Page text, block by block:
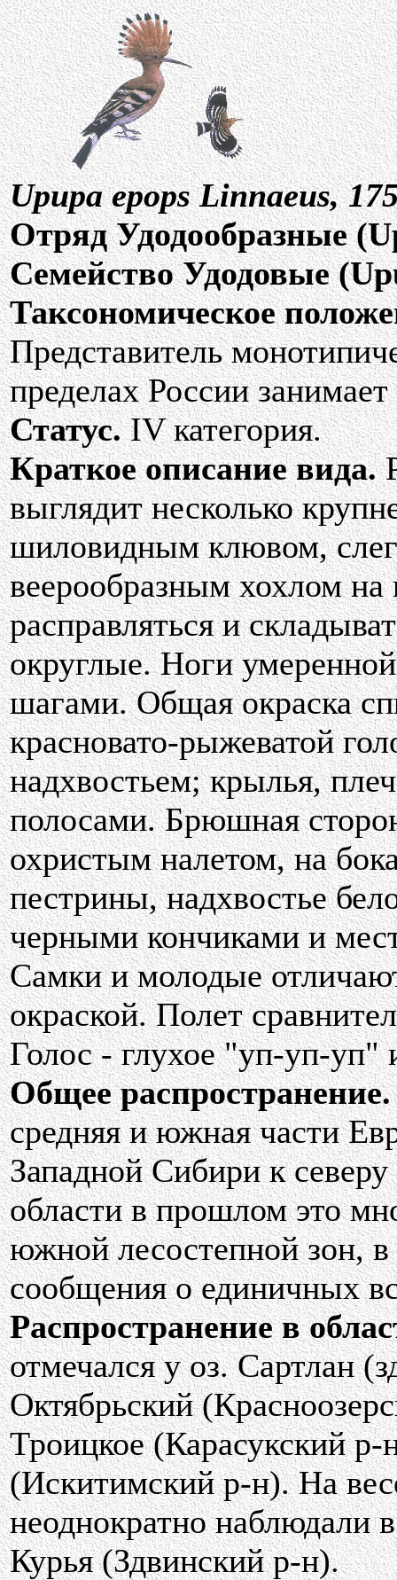
Upupa epops Linnaeus,
Отряд Удодообразные
Семейство Удодовые
Таксономическое
Представитель
пределах России
Статус.IV категория.
Краткое описание вида.
выглядит несколько
шиловидным клювом,
веерообразным хохлом
расправляться и
округлые. Ноги
шагами. Общая окраска
красновато-рыжеватой
надхвостьем; крылья,
полосами. Брюшная
охристым налетом, на
пестрины, надхвостье
черными кончиками и
Самки и молодые
окраской. Полет
Голос - глухое "уп-уп-уп"
Общее распространение.
средняя и южная части
Западной Сибири к
области в прошлом это
южной лесостепной зон,
сообщения о единичных
Распространение в
отмечался у оз. Сартлан
Октябрьский
Троицкое (Карасукский
(Искитимский р-н). На
неоднократно наблюдали
Курья (Здвинский р-н).